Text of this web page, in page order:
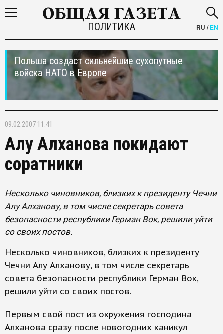
ПОЛИТИКА RU /EN
Польша создаст сильнейшие сухопутные
войска НАТО в Европе
09.02.2007 11:41
Алу Алханова покидают
соратники
Несколько чиновников, близких к президенту Чечни
Алу Алханову, в том числе секретарь совета
безопасности республики Герман Вок, решили уйти
со своих постов.
Несколько чиновников, близких к президенту
Чечни Алу Алханову, в том числе секретарь
совета безопасности республики Герман Вок,
решили уйти со своих постов.
Первым свой пост из окружения господина
Алханова сразу после новогодних каникул